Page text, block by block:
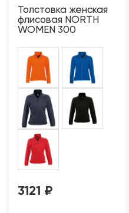
Толстовка женская
флисовая NORTH
WOMEN 300
3121 ₽